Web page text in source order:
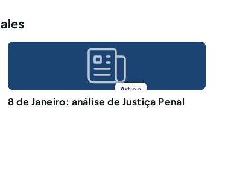
Artigo
8 de Janeiro: análise de Justiça Penal